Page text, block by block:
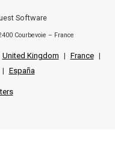
Software
Courbevoie – France
United Kingdom | France |
| España